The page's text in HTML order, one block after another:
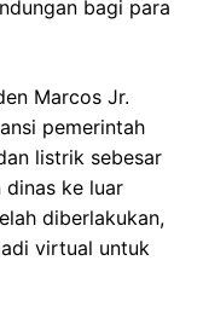
bagi para
Marcos Jr.
pemerintah
listrik sebesar
dinas ke luar
diberlakukan,
virtual untuk